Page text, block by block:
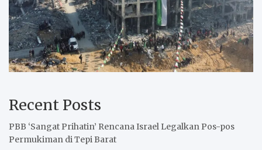
Recent Posts
PBB ‘Sangat Prihatin’ Rencana Israel Legalkan Pos-pos
Permukiman di Tepi Barat